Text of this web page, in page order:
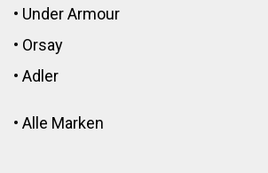
• Under Armour
• Orsay
• Adler
• Alle Marken